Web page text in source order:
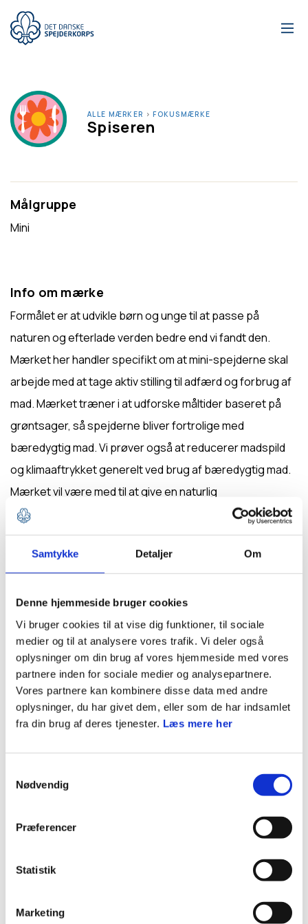
Samtykke Detaljer Om
Denne hjemmeside bruger cookies
Vi bruger cookies til at vise dig funktioner, til sociale
medier og til at analysere vores trafik. Vi deler også
oplysninger om din brug af vores hjemmeside med vores
partnere inden for sociale medier og analysepartnere.
Vores partnere kan kombinere disse data med andre
oplysninger, du har givet dem, eller som de har indsamlet
fra din brug af deres tjenester. Læs mere her
Nødvendig
Præferencer
Statistik
Marketing
hovedindhold
ALLE MÆRKER ›FOKUSMÆRKE
Spiseren
Målgruppe
Mini
Info om mærke
Formålet er at udvikle børn og unge til at passe på
naturen og efterlade verden bedre end vi fandt den.
Mærket her handler specifikt om at mini-spejderne skal
arbejde med at tage aktiv stilling til adfærd og forbrug af
mad. Mærket træner i at udforske måltider baseret på
grøntsager, så spejderne bliver fortrolige med
bæredygtig mad. Vi prøver også at reducerer madspild
og klimaaftrykket generelt ved brug af bæredygtig mad.
Mærket vil være med til at give en naturlig
implementering til bæredygtighed på møder, lejrture og i
det generelle spejderliv.
Lave bæredygtig mad med sæsonens grøntsager
og evt. lokale råvare.
Lære om naturens spisekammer
Arbejde med madspild
eksperimentere med mad, er det en ide, at lade dem